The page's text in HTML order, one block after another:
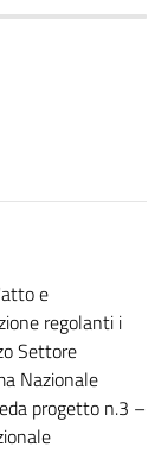
e
regolanti i
Settore
Nazionale
progetto n.3 –